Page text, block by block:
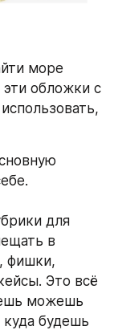
море
обложки с
для
в
фишки,
Это всё
можешь
куда будешь